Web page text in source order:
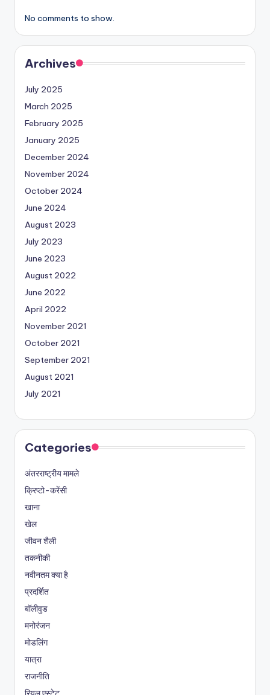
No comments to show.
Archives
July 2025
March 2025
February 2025
January 2025
December 2024
November 2024
October 2024
June 2024
August 2023
July 2023
June 2023
August 2022
June 2022
April 2022
November 2021
October 2021
September 2021
August 2021
July 2021
Categories
अंतरराष्ट्रीय मामले
क्रिप्टो-करेंसी
खाना
खेल
जीवन शैली
तकनीकी
नवीनतम क्या है
प्रदर्शित
बॉलीवुड
मनोरंजन
मोडलिंग
यात्रा
राजनीति